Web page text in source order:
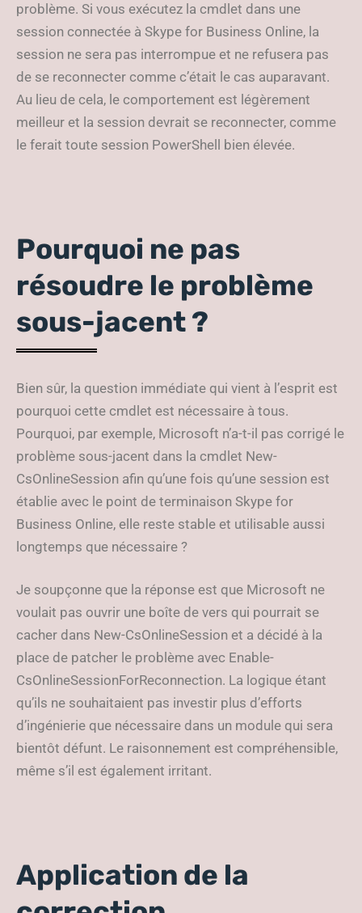
problème. Si vous exécutez la cmdlet dans une
session connectée à Skype for Business Online, la
session ne sera pas interrompue et ne refusera pas
de se reconnecter comme c’était le cas auparavant.
Au lieu de cela, le comportement est légèrement
meilleur et la session devrait se reconnecter, comme
le ferait toute session PowerShell bien élevée.
Pourquoi ne pas
résoudre le problème
sous-jacent ?
Bien sûr, la question immédiate qui vient à l’esprit est
pourquoi cette cmdlet est nécessaire à tous.
Pourquoi, par exemple, Microsoft n’a-t-il pas corrigé le
problème sous-jacent dans la cmdlet New-
CsOnlineSession afin qu’une fois qu’une session est
établie avec le point de terminaison Skype for
Business Online, elle reste stable et utilisable aussi
longtemps que nécessaire ?
Je soupçonne que la réponse est que Microsoft ne
voulait pas ouvrir une boîte de vers qui pourrait se
cacher dans New-CsOnlineSession et a décidé à la
place de patcher le problème avec Enable-
CsOnlineSessionForReconnection. La logique étant
qu’ils ne souhaitaient pas investir plus d’efforts
d’ingénierie que nécessaire dans un module qui sera
bientôt défunt. Le raisonnement est compréhensible,
même s’il est également irritant.
Application de la